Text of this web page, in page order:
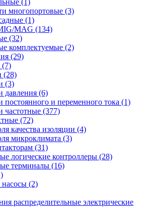
многопортовые (3)
(1)
MAG (134)
(32)
комплектуемые (2)
(29)
(7)
(28)
(3)
давления (6)
постоянного и переменного тока (1)
частотные (377)
(72)
качества изоляции (4)
микроклимата (3)
(31)
логические контроллеры (28)
терминалы (16)
(2)
распределительные электрические